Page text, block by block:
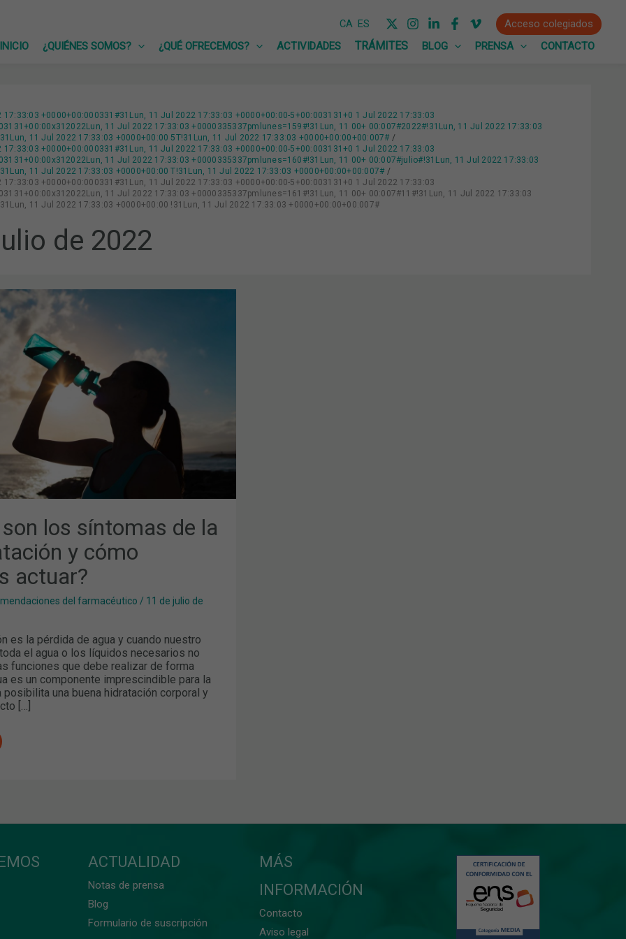
CA ES
Acceso colegiados
INICIO
¿QUIÉNES SOMOS? ¿QUÉ OFRECEMOS? ACTIVIDADES BLOG PRENSA CONTACTO
17:33:03 +0000+00:000331#31Lun, 11 Jul 2022 17:33:03 +0000+00:00-5+00:003131+0 1 Jul 2022 17:33:03
11 Jul 2022 17:33:03 +0000335337pmlunes=159#!31Lun, 11 00+ 00:007#2022#!31Lun, 11 Jul 2022 17:33:03
11 Jul 2022 17:33:03 +0000+00:00 5T!31Lun, 11 Jul 2022 17:33:03 +0000+00:00+00:007#
17:33:03 +0000+00:000331#31Lun, 11 Jul 2022 17:33:03 +0000+00:00-5+00:003131+0 1 Jul 2022 17:33:03
11 Jul 2022 17:33:03 +0000335337pmlunes=160#!31Lun, 11 00+ 00:007#julio#!31Lun, 11 Jul 2022 17:33:03
11 Jul 2022 17:33:03 +0000+00:00 T!31Lun, 11 Jul 2022 17:33:03 +0000+00:00+00:007#
17:33:03 +0000+00:000331#31Lun, 11 Jul 2022 17:33:03 +0000+00:00-5+00:003131+0 1 Jul 2022 17:33:03
11 Jul 2022 17:33:03 +0000335337pmlunes=161#!31Lun, 11 00+ 00:007#11#!31Lun, 11 Jul 2022 17:33:03
11 Jul 2022 17:33:03 +0000+00:00 !31Lun, 11 Jul 2022 17:33:03 +0000+00:00+00:007#
de 2022
los síntomas de la
y cómo
actuar?
del farmacéutico / 11 de julio de
es la pérdida de agua y cuando nuestro
el agua o los líquidos necesarios no
funciones que debe realizar de forma
es un componente imprescindible para la
posibilita una buena hidratación corporal y
[…]
ACTUALIDAD
Notas de prensa
Blog
Formulario de suscripción
MÁS
INFORMACIÓN
Contacto
Aviso legal